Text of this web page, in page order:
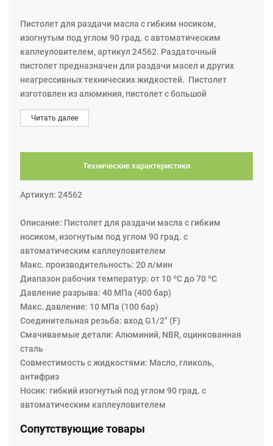
Пистолет для раздачи масла с гибким носиком,
изогнутым под углом 90 град. с автоматическим
каплеуловителем, артикул 24562. Раздаточный
пистолет предназначен для раздачи масел и других
неагрессивных технических жидкостей. Пистолет
изготовлен из алюминия, пистолет с большой
пропускной способностью, оснащён выпускным
шлангом с гибким носиком, изогнутым под углом 90
сетчатым фильтром. Макс. давление: 10 MПa (100 бар),
Читать далее
Технические характеристики
Артикул: 24562
Описание: Пистолет для раздачи масла с гибким
носиком, изогнутым под углом 90 град. с
автоматическим каплеуловителем
Maкс. производительность: 20 л/мин
Диапазон рабочих температур: от 10 ºC дo 70 ºC
Давление разрыва: 40 МПa (400 бар)
Maкс. давление: 10 МПа (100 бар)
Соединительная резьба: вход G1/2" (F)
Смачиваемые детали: Алюминий, NBR, оцинкованная
сталь
Совместимость с жидкостями: Масло, гликоль,
антифриз
Носик: гибкий изогнутый под углом 90 град. с
автоматическим каплеуловителем
Сопутствующие товары